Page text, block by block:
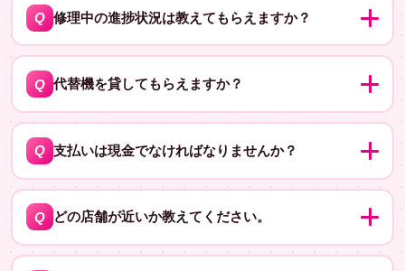
す。データが消えてしまう場合もあるため、修理前には
Q 修理中の進捗状況は教えてもらえますか？
A はい、修理中の進捗状況はお問い合わせいただければお
伝えすることができます。修理中の状況については、お
Q 代替機を貸してもらえますか？
A 代替機の貸し出しに関しては、修理店舗によって異なり
ます。代替機の貸し出しに関するご質問は、修理前に修
Q 支払いは現金でなければなりませんか？
A 支払い方法については修理店舗によって異なりますが、
現金以外にも、クレジットカードや電子マネーなどの支
についてのご質問は、お気軽にお問い合わせください。
Q どの店舗が近いか教えてください。
A お住まいの市町村や現在地を教えていただければ、最寄